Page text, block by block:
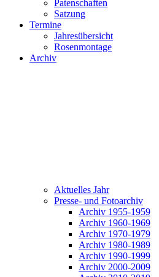
Patenschaften
Satzung
Termine
Jahresübersicht
Rosenmontage
Archiv
Aktuelles Jahr
Presse- und Fotoarchiv
Archiv 1955-1959
Archiv 1960-1969
Archiv 1970-1979
Archiv 1980-1989
Archiv 1990-1999
Archiv 2000-2009